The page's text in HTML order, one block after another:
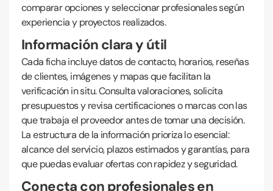
comparar opciones y seleccionar profesionales según
experiencia y proyectos realizados.
Información clara y útil
Cada ficha incluye datos de contacto, horarios, reseñas
de clientes, imágenes y mapas que facilitan la
verificación in situ. Consulta valoraciones, solicita
presupuestos y revisa certificaciones o marcas con las
que trabaja el proveedor antes de tomar una decisión.
La estructura de la información prioriza lo esencial:
alcance del servicio, plazos estimados y garantías, para
que puedas evaluar ofertas con rapidez y seguridad.
Conecta con profesionales en